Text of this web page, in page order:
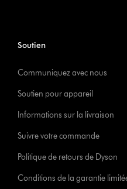
Soutien
Communiquez avec nous
Soutien pour appareil
Informations sur la livraison
Suivre votre commande
Politique de retours de Dyson
Conditions de la garantie